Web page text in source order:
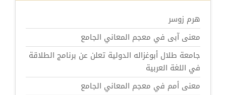
هرم زوسر
معنى آبى في معجم المعاني الجامع
جامعة طلال أبوغزاله الدولية تعلن عن برنامج الطلاقة
في اللغة العربية
معنى أمم في معجم المعاني الجامع